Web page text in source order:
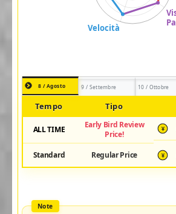
8 / Agosto 9 / Settembre 10 / Ottobre
Tempo Tipo
ALL TIME
Early Bird Review
Price!
¥
Standard Regular Price ¥